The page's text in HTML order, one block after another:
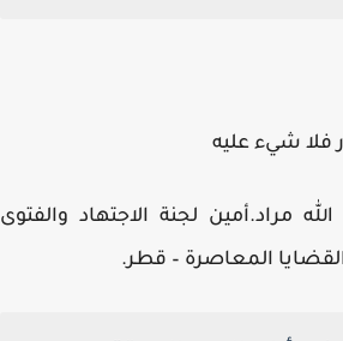
شيء عليه
مراد.أمين لجنة الاجتهاد والفتوى
المعاصرة – قطر.